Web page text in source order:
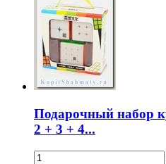
Подарочный набор
2 + 3 + 4...